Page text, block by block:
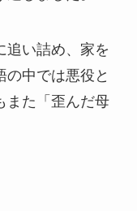
追い詰め、家を
の中では悪役と
また「歪んだ母